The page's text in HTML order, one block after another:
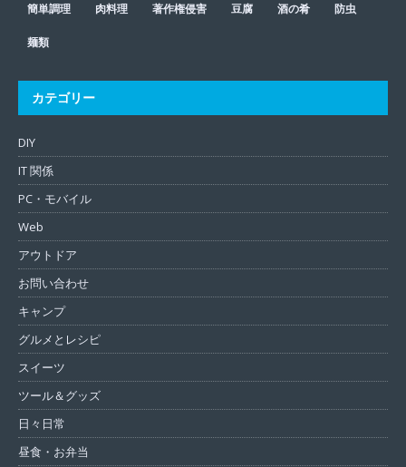
簡単調理 肉料理 著作権侵害 豆腐 酒の肴 防虫
麺類
カテゴリー
DIY
IT 関係
PC・モバイル
Web
アウトドア
お問い合わせ
キャンプ
グルメとレシピ
スイーツ
ツール＆グッズ
日々日常
昼食・お弁当